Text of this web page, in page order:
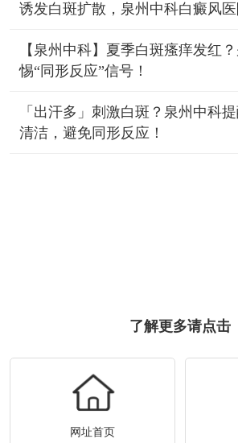
诱发白斑扩散，泉州中科白癜风
【泉州中科】夏季白斑瘙痒发红
惕“同形反应”信号！
「出汗多」刺激白斑？泉州中科
清洁，避免同形反应！
了解更多请点击
网址首页